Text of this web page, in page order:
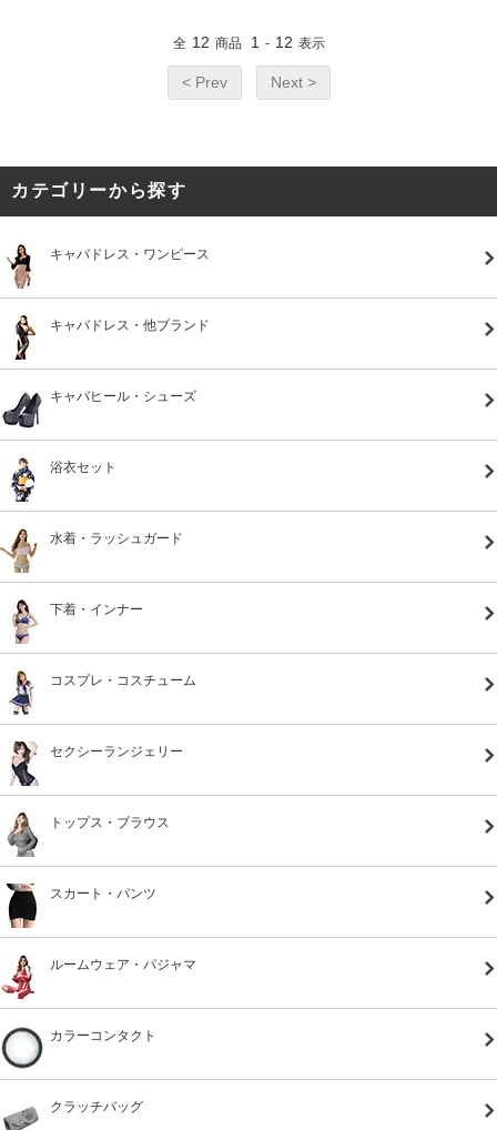
全 12 商品 1 - 12 表示
< Prev Next >
カテゴリーから探す
キャバドレス・ワンピース
キャバドレス・他ブランド
キャバヒール・シューズ
浴衣セット
水着・ラッシュガード
下着・インナー
コスプレ・コスチューム
セクシーランジェリー
トップス・ブラウス
スカート・パンツ
ルームウェア・パジャマ
カラーコンタクト
クラッチバッグ